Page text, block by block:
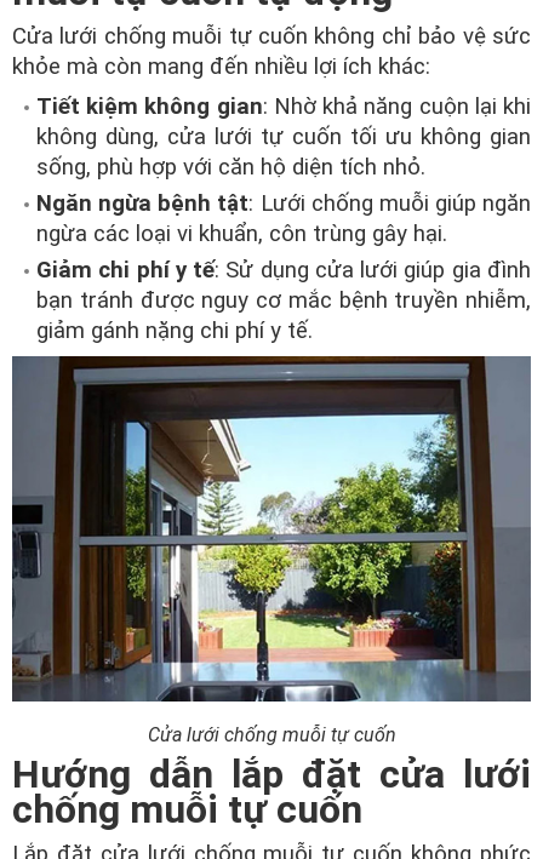
Cửa lưới chống muỗi tự cuốn không chỉ bảo vệ sức
khỏe mà còn mang đến nhiều lợi ích khác:
Tiết kiệm không gian: Nhờ khả năng cuộn lại khi
không dùng, cửa lưới tự cuốn tối ưu không gian
sống, phù hợp với căn hộ diện tích nhỏ.
Ngăn ngừa bệnh tật: Lưới chống muỗi giúp ngăn
ngừa các loại vi khuẩn, côn trùng gây hại.
Giảm chi phí y tế: Sử dụng cửa lưới giúp gia đình
bạn tránh được nguy cơ mắc bệnh truyền nhiễm,
giảm gánh nặng chi phí y tế.
Cửa lưới chống muỗi tự cuốn
Hướng dẫn lắp đặt cửa lưới
chống muỗi tự cuốn